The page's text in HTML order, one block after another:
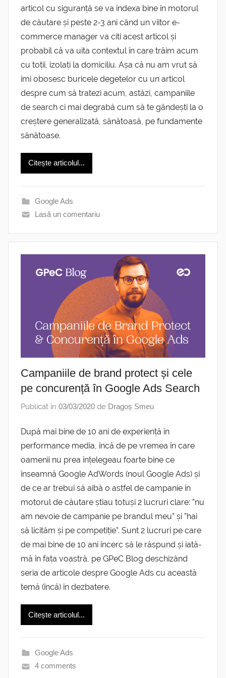
articol cu siguranță se va indexa bine în motorul
de căutare și peste 2-3 ani când un viitor e-
commerce manager va citi acest articol și
probabil că va uita contextul în care trăim acum
cu toții, izolați la domiciliu. Așa că nu am vrut să
îmi obosesc buricele degetelor cu un articol
despre cum să tratezi acum, astăzi, campaniile
de search ci mai degrabă cum să te gândești la o
creștere generalizată, sănătoasă, pe fundamente
sănătoase.
Citește articolul...
Google Ads
Lasă un comentariu
Campaniile de brand protect și cele
pe concurență în Google Ads Search
Publicat în 03/03/2020 de Dragoș Smeu
După mai bine de 10 ani de experiență în
performance media, încă de pe vremea în care
oamenii nu prea înțelegeau foarte bine ce
înseamnă Google AdWords (noul Google Ads) și
de ce ar trebui să aibă o astfel de campanie în
motorul de căutare știau totuși 2 lucruri clare: ”nu
am nevoie de campanie pe brandul meu” și ”hai
să licităm și pe competiție”. Sunt 2 lucruri pe care
de mai bine de 10 ani încerc să le răspund și iată-
mă în fața voastră, pe GPeC Blog deschizând
seria de articole despre Google Ads cu această
temă (încă) în dezbatere.
Citește articolul...
Google Ads
4 comments